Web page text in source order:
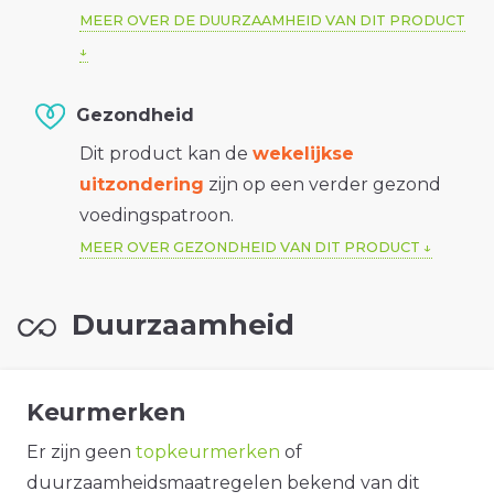
MEER OVER DE DUURZAAMHEID VAN DIT PRODUCT
Gezondheid
Dit product kan de wekelijkse
uitzondering zijn op een verder gezond
voedingspatroon.
MEER OVER GEZONDHEID VAN DIT PRODUCT
Duurzaamheid
Keurmerken
Er zijn geen topkeurmerken of
duurzaamheidsmaatregelen bekend van dit